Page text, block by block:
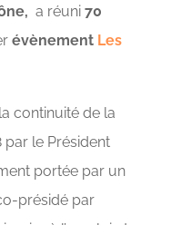
a réuni 70
évènement Les
continuité de la
par le Président
portée par un
présidé par